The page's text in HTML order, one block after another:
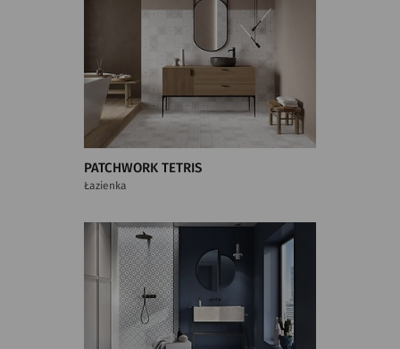
PATCHWORK TETRIS
Łazienka